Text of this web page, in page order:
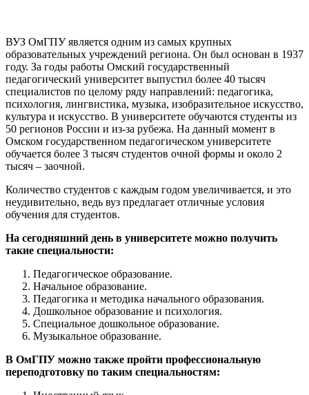
ВУЗ ОмГПУ является одним из самых крупных
образовательных учреждений региона. Он был основан в 1937
году. За годы работы Омский государственный
педагогический университет выпустил более 40 тысяч
специалистов по целому ряду направлений: педагогика,
психология, лингвистика, музыка, изобразительное искусство,
культура и искусство. В университете обучаются студенты из
50 регионов России и из-за рубежа. На данный момент в
Омском государственном педагогическом университете
обучается более 3 тысяч студентов очной формы и около 2
тысяч – заочной.
Количество студентов с каждым годом увеличивается, и это
неудивительно, ведь вуз предлагает отличные условия
обучения для студентов.
На сегодняшний день в университете можно получить
такие специальности:
Педагогическое образование.
Начальное образование.
Педагогика и методика начального образования.
Дошкольное образование и психология.
Специальное дошкольное образование.
Музыкальное образование.
В ОмГПУ можно также пройти профессиональную
переподготовку по таким специальностям: